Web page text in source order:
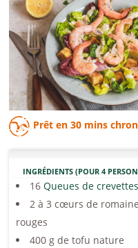
Prêt en30 mins
INGRÉDIENTS (POUR 4
16Queues de
2 à 3 cœurs de
rouges
400 g de tofu nature